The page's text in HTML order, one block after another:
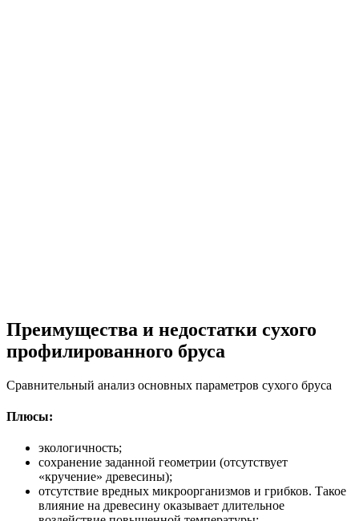
Преимущества и недостатки сухого
профилированного бруса
Сравнительный анализ основных параметров сухого бруса
Плюсы:
экологичность;
сохранение заданной геометрии (отсутствует
«кручение» древесины);
отсутствие вредных микроорганизмов и грибков. Такое
влияние на древесину оказывает длительное